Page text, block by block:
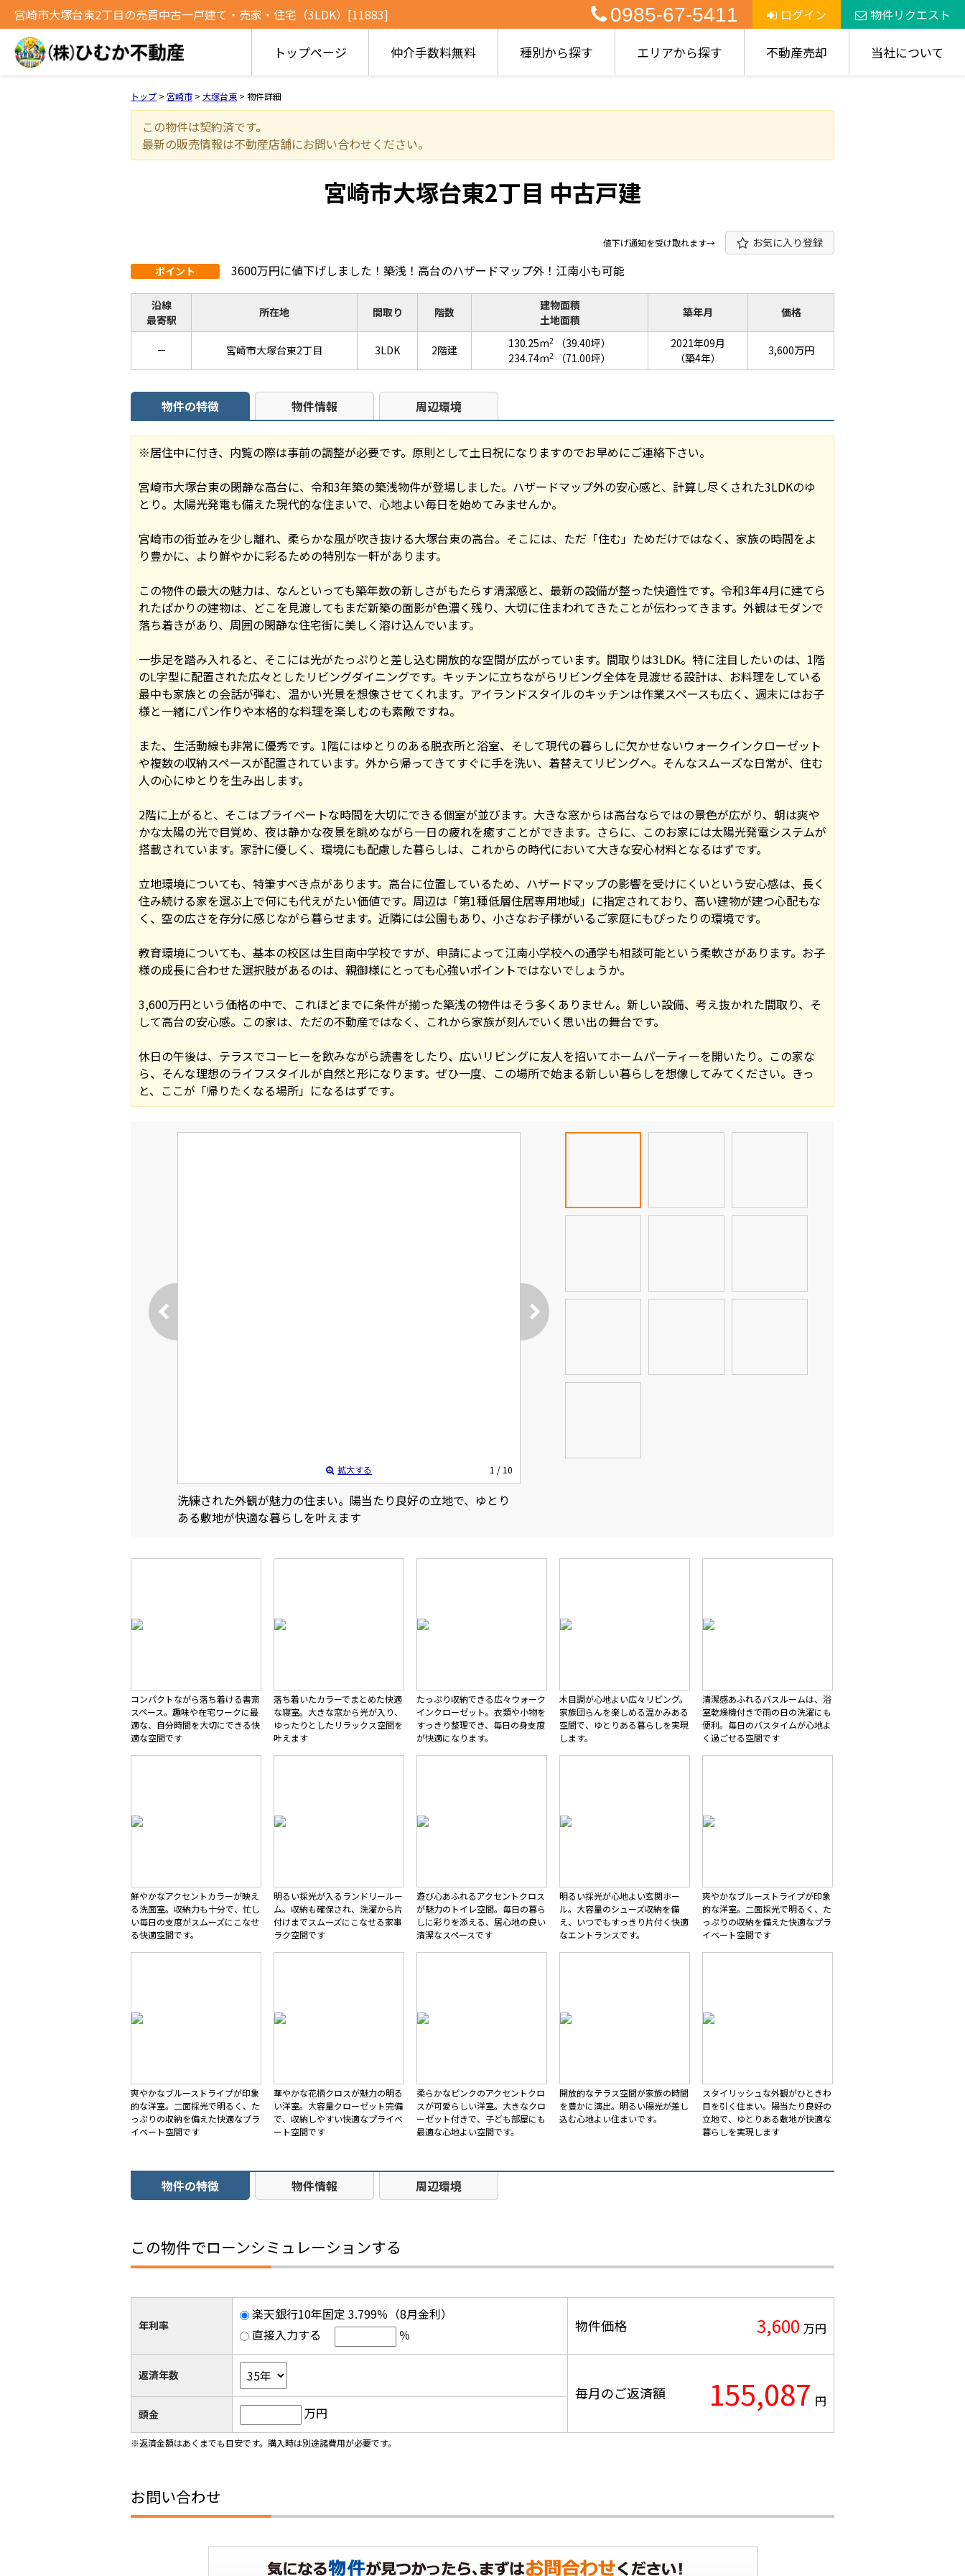
宮崎市大塚台東2丁目の売買中古一戸建て・売家・住宅（3LDK）[11883] 0985-67-5411 ログイン 物件リクエスト
トップページ 仲介手数料無料 種別から探す エリアから探す 不動産売却 当社について
トップ > 宮崎市 > 大塚台東 > 物件詳細
この物件は契約済です。
最新の販売情報は不動産店舗にお問い合わせください。
宮崎市大塚台東2丁目 中古戸建
値下げ通知を受け取れます→ お気に入り登録
ポイント 3600万円に値下げしました！築浅！高台のハザードマップ外！江南小も可能
沿線
最寄駅
所在地 間取り 階数
建物面積
土地面積
築年月 価格
－ 宮崎市大塚台東2丁目 3LDK 2階建 130.25m2
（39.40坪）
234.74m2 （71.00坪）
2021年09月
（築4年）
3,600万円
物件の特徴 物件情報 周辺環境
※居住中に付き、内覧の際は事前の調整が必要です。原則として土日祝になりますのでお早めにご連絡下さい。
宮崎市大塚台東の閑静な高台に、令和3年築の築浅物件が登場しました。ハザードマップ外の安心感と、計算し尽くされた3LDKのゆ
とり。太陽光発電も備えた現代的な住まいで、心地よい毎日を始めてみませんか。
宮崎市の街並みを少し離れ、柔らかな風が吹き抜ける大塚台東の高台。そこには、ただ「住む」ためだけではなく、家族の時間をよ
り豊かに、より鮮やかに彩るための特別な一軒があります。
この物件の最大の魅力は、なんといっても築年数の新しさがもたらす清潔感と、最新の設備が整った快適性です。令和3年4月に建てら
れたばかりの建物は、どこを見渡してもまだ新築の面影が色濃く残り、大切に住まわれてきたことが伝わってきます。外観はモダンで
落ち着きがあり、周囲の閑静な住宅街に美しく溶け込んでいます。
一歩足を踏み入れると、そこには光がたっぷりと差し込む開放的な空間が広がっています。間取りは3LDK。特に注目したいのは、1階
のL字型に配置された広々としたリビングダイニングです。キッチンに立ちながらリビング全体を見渡せる設計は、お料理をしている
最中も家族との会話が弾む、温かい光景を想像させてくれます。アイランドスタイルのキッチンは作業スペースも広く、週末にはお子
様と一緒にパン作りや本格的な料理を楽しむのも素敵ですね。
また、生活動線も非常に優秀です。1階にはゆとりのある脱衣所と浴室、そして現代の暮らしに欠かせないウォークインクローゼット
や複数の収納スペースが配置されています。外から帰ってきてすぐに手を洗い、着替えてリビングへ。そんなスムーズな日常が、住む
人の心にゆとりを生み出します。
2階に上がると、そこはプライベートな時間を大切にできる個室が並びます。大きな窓からは高台ならではの景色が広がり、朝は爽や
かな太陽の光で目覚め、夜は静かな夜景を眺めながら一日の疲れを癒すことができます。さらに、このお家には太陽光発電システムが
搭載されています。家計に優しく、環境にも配慮した暮らしは、これからの時代において大きな安心材料となるはずです。
立地環境についても、特筆すべき点があります。高台に位置しているため、ハザードマップの影響を受けにくいという安心感は、長く
住み続ける家を選ぶ上で何にも代えがたい価値です。周辺は「第1種低層住居専用地域」に指定されており、高い建物が建つ心配もな
く、空の広さを存分に感じながら暮らせます。近隣には公園もあり、小さなお子様がいるご家庭にもぴったりの環境です。
教育環境についても、基本の校区は生目南中学校ですが、申請によって江南小学校への通学も相談可能という柔軟さがあります。お子
様の成長に合わせた選択肢があるのは、親御様にとっても心強いポイントではないでしょうか。
3,600万円という価格の中で、これほどまでに条件が揃った築浅の物件はそう多くありません。新しい設備、考え抜かれた間取り、そ
して高台の安心感。この家は、ただの不動産ではなく、これから家族が刻んでいく思い出の舞台です。
休日の午後は、テラスでコーヒーを飲みながら読書をしたり、広いリビングに友人を招いてホームパーティーを開いたり。この家な
ら、そんな理想のライフスタイルが自然と形になります。ぜひ一度、この場所で始まる新しい暮らしを想像してみてください。きっ
と、ここが「帰りたくなる場所」になるはずです。
拡大する 1 / 10
洗練された外観が魅力の住まい。陽当たり良好の立地で、ゆとり
ある敷地が快適な暮らしを叶えます
コンパクトながら落ち着ける書斎
スペース。趣味や在宅ワークに最
適な、自分時間を大切にできる快
適な空間です
落ち着いたカラーでまとめた快適
な寝室。大きな窓から光が入り、
ゆったりとしたリラックス空間を
叶えます
たっぷり収納できる広々ウォーク
インクローゼット。衣類や小物を
すっきり整理でき、毎日の身支度
が快適になります。
木目調が心地よい広々リビング。
家族団らんを楽しめる温かみある
空間で、ゆとりある暮らしを実現
します。
清潔感あふれるバスルームは、浴
室乾燥機付きで雨の日の洗濯にも
便利。毎日のバスタイムが心地よ
く過ごせる空間です
鮮やかなアクセントカラーが映え
る洗面室。収納力も十分で、忙し
い毎日の支度がスムーズにこなせ
る快適空間です。
明るい採光が入るランドリールー
ム。収納も確保され、洗濯から片
付けまでスムーズにこなせる家事
ラク空間です
遊び心あふれるアクセントクロス
が魅力のトイレ空間。毎日の暮ら
しに彩りを添える、居心地の良い
清潔なスペースです
明るい採光が心地よい玄関ホー
ル。大容量のシューズ収納を備
え、いつでもすっきり片付く快適
なエントランスです。
爽やかなブルーストライプが印象
的な洋室。二面採光で明るく、た
っぷりの収納を備えた快適なプラ
イベート空間です
爽やかなブルーストライプが印象
的な洋室。二面採光で明るく、た
っぷりの収納を備えた快適なプラ
イベート空間です
華やかな花柄クロスが魅力の明る
い洋室。大容量クローゼット完備
で、収納しやすい快適なプライベ
ート空間です
柔らかなピンクのアクセントクロ
スが可愛らしい洋室。大きなクロ
ーゼット付きで、子ども部屋にも
最適な心地よい空間です。
開放的なテラス空間が家族の時間
を豊かに演出。明るい陽光が差し
込む心地よい住まいです。
スタイリッシュな外観がひときわ
目を引く住まい。陽当たり良好の
立地で、ゆとりある敷地が快適な
暮らしを実現します
物件の特徴 物件情報 周辺環境
この物件でローンシミュレーションする
年利率
楽天銀行10年固定 3.799％（8月金利）
直接入力する
％ 物件価格 3,600 万円
返済年数
毎月のご返済額 155,087 円
頭金 万円
※返済金額はあくまでも目安です。購入時は別途諸費用が必要です。
お問い合わせ